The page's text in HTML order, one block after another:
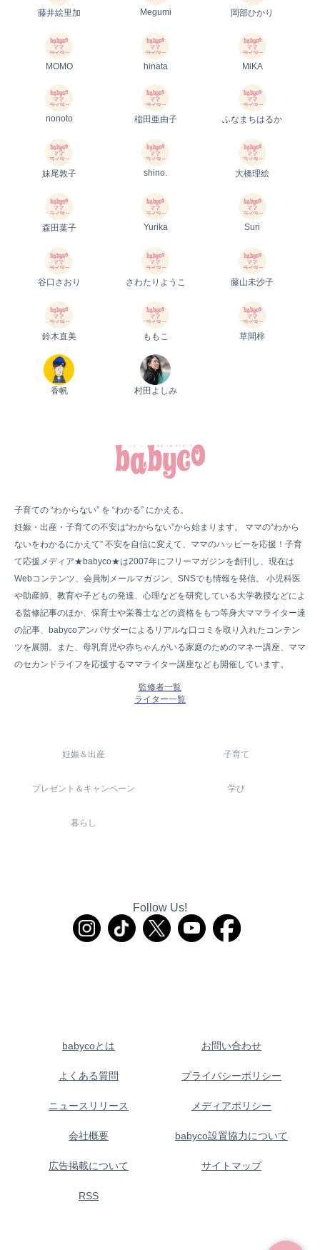
藤井絵里加 Megumi 岡部ひかり
MOMO hinata MiKA
nonoto 稲田亜由子 ふなまちはるか
妹尾敦子 shino. 大橋理絵
森田葉子 Yurika Suri
谷口さおり さわたりようこ 藤山未沙子
鈴木直美 ももこ 草間梓
香帆 村田よしみ
子育ての “わからない” を “わかる” にかえる。
妊娠・出産・子育ての不安は“わからない”から始まります。 ママの“わから
ないをわかるにかえて” 不安を自信に変えて、ママのハッピーを応援！子育
て応援メディア★babyco★は2007年にフリーマガジンを創刊し、現在は
Webコンテンツ、会員制メールマガジン、SNSでも情報を発信。 小児科医
や助産師、教育や子どもの発達、心理などを研究している大学教授などによ
る監修記事のほか、保育士や栄養士などの資格をもつ等身大ママライター達
の記事、babycoアンバサダーによるリアルな口コミを取り入れたコンテン
ツを展開。また、母乳育児や赤ちゃんがいる家庭のためのマネー講座、ママ
のセカンドライフを応援するママライター講座なども開催しています。
監修者一覧
ライター一覧
妊娠＆出産 子育て
プレゼント＆キャンペーン 学び
暮らし
Follow Us!
babycoとは お問い合わせ
よくある質問 プライバシーポリシー
ニュースリリース メディアポリシー
会社概要 babyco設置協力について
広告掲載について サイトマップ
RSS